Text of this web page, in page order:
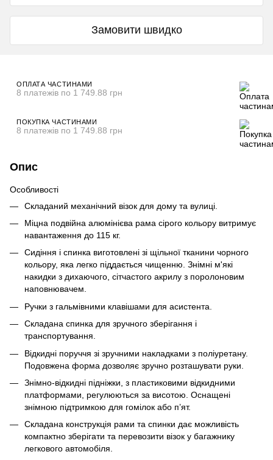
Замовити швидко
ОПЛАТА ЧАСТИНАМИ
8 платежів по 1 749.88 грн
ПОКУПКА ЧАСТИНАМИ
8 платежів по 1 749.88 грн
Опис
Особливості
Складаний механічний візок для дому та вулиці.
Міцна подвійна алюмінієва рама сірого кольору витримує
навантаження до 115 кг.
Сидіння і спинка виготовлені зі щільної тканини чорного
кольору, яка легко піддається чищенню. Знімні м'які
накидки з дихаючого, сітчастого акрилу з поролоновим
наповнювачем.
Ручки з гальмівними клавішами для асистента.
Складана спинка для зручного зберігання і
транспортування.
Відкидні поруччя зі зручними накладками з поліуретану.
Подовжена форма дозволяє зручно розташувати руки.
Знімно-відкидні підніжки, з пластиковими відкидними
платформами, регулюються за висотою. Оснащені
знімною підтримкою для гомілок або п’ят.
Складана конструкція рами та спинки дає можливість
компактно зберігати та перевозити візок у багажнику
легкового автомобіля.